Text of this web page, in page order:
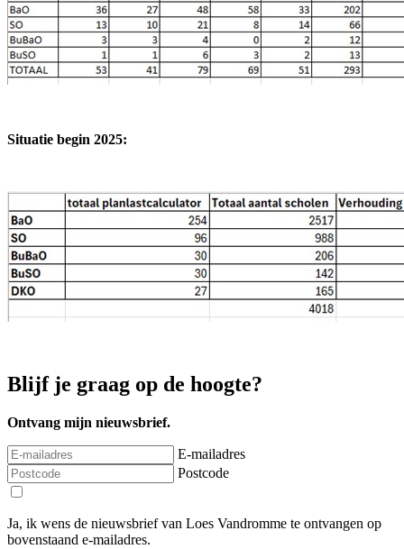
Situatie begin 2025:
Blijf je graag op de hoogte?
Ontvang mijn nieuwsbrief.
E-mailadres
Postcode
Ja, ik wens de nieuwsbrief van Loes Vandromme te ontvangen op
bovenstaand e-mailadres.